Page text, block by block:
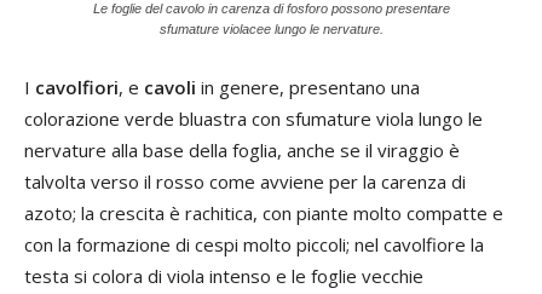
Le foglie del cavolo in carenza di fosforo possono presentare
sfumature violacee lungo le nervature.
I cavolfiori, e cavoli in genere, presentano una
colorazione verde bluastra con sfumature viola lungo le
nervature alla base della foglia, anche se il viraggio è
talvolta verso il rosso come avviene per la carenza di
azoto; la crescita è rachitica, con piante molto compatte e
con la formazione di cespi molto piccoli; nel cavolfiore la
testa si colora di viola intenso e le foglie vecchie